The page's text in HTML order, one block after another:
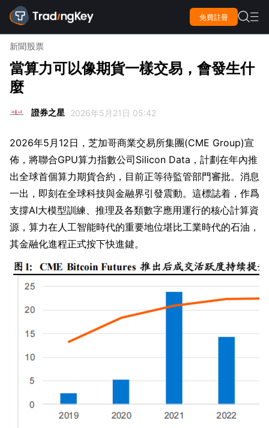
免費註冊  
新聞股票
當算力可以像期貨一樣交易，會發生什
麼
證券之星 2026年5月21日 05:42
2026年5月12日，芝加哥商業交易所集團(CME Group)宣
佈，將聯合GPU算力指數公司Silicon Data，計劃在年內推
出全球首個算力期貨合約，目前正等待監管部門審批。消息
一出，即刻在全球科技與金融界引發震動。這標誌着，作爲
支撐AI大模型訓練、推理及各類數字應用運行的核心計算資
源，算力在人工智能時代的重要地位堪比工業時代的石油，
其金融化進程正式按下快進鍵。